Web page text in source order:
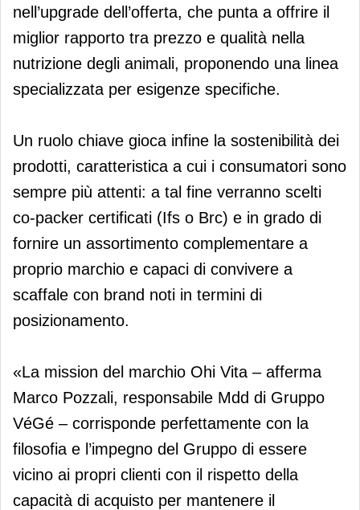
nell’upgrade dell’offerta, che punta a offrire il
miglior rapporto tra prezzo e qualità nella
nutrizione degli animali, proponendo una linea
specializzata per esigenze specifiche.
Un ruolo chiave gioca infine la sostenibilità dei
prodotti, caratteristica a cui i consumatori sono
sempre più attenti: a tal fine verranno scelti
co-packer certificati (Ifs o Brc) e in grado di
fornire un assortimento complementare a
proprio marchio e capaci di convivere a
scaffale con brand noti in termini di
posizionamento.
«La mission del marchio Ohi Vita – afferma
Marco Pozzali, responsabile Mdd di Gruppo
VéGé – corrisponde perfettamente con la
filosofia e l’impegno del Gruppo di essere
vicino ai propri clienti con il rispetto della
capacità di acquisto per mantenere il